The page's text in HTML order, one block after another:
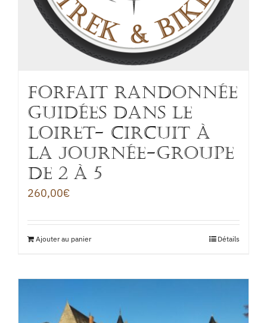
FORFAIT RANDONNÉE
GUIDÉES DANS LE
LOIRET- CIRCUIT à
la journée-Groupe
de 2 à 5
260,00€
Ajouter au panier Détails